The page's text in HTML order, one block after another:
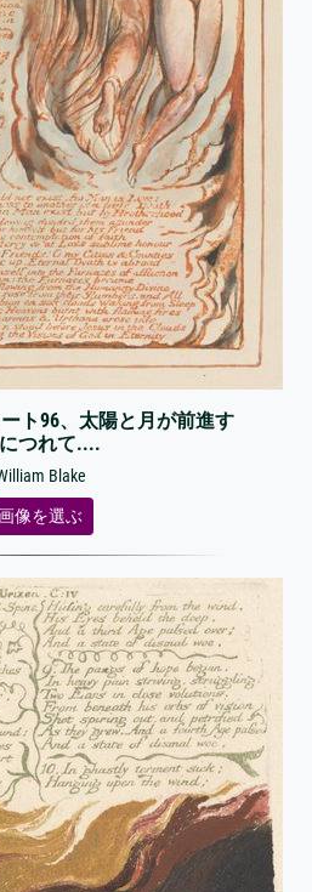
ト96、太陽と月が前進す
つれて....
Blake
像を選ぶ